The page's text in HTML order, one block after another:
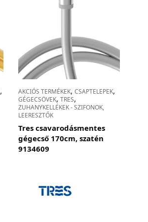
, AKCIÓS TERMÉKEK, CSAPTELEPEK,
GÉGECSÖVEK, TRES,
ZUHANYKELLÉKEK - SZIFONOK,
LEERESZTŐK
Tres csavarodásmentes
gégecső 170cm, szatén
9134609